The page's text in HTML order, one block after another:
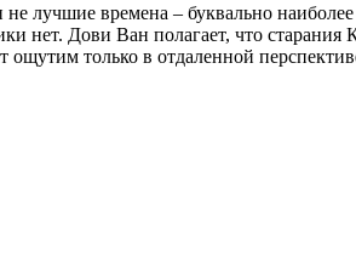
лучшие времена – буквально
нет. Дови Ван полагает, что
ощутим только в отдаленной